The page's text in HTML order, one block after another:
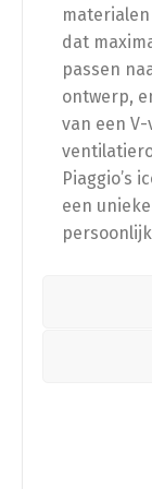
dat
passen
ontwerp,
van een
Piaggio’s
een